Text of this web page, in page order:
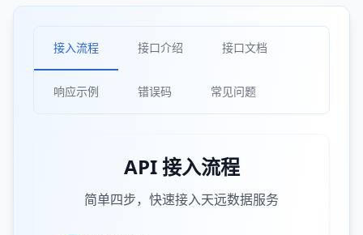
接入流程 接口介绍 接口文档
响应示例 错误码 常见问题
API 接入流程
简单四步，快速接入天远数据服务